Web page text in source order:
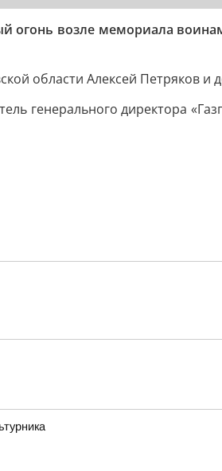
огонь возле мемориала
области Алексей Петряков и
генерального директора